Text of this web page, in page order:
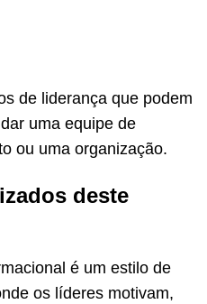
de liderança que podem
uma equipe de
ou uma organização.
deste
é um estilo de
os líderes motivam,